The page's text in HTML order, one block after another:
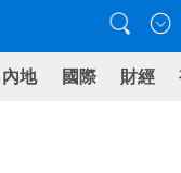
內地 國際 財經